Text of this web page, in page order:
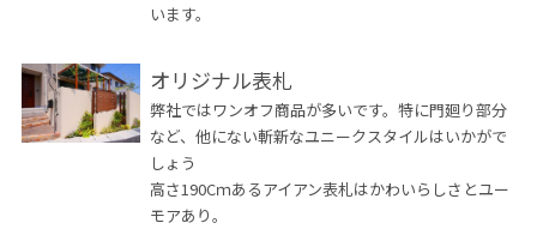
います。
オリジナル表札
弊社ではワンオフ商品が多いです。特に門廻り部分
など、他にない斬新なユニークスタイルはいかがで
しょう
高さ190Cｍあるアイアン表札はかわいらしさとユー
モアあり。